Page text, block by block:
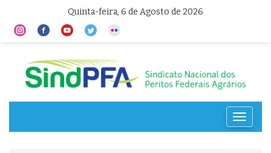
Quinta-feira, 6 de Agosto de 2026
Toggle